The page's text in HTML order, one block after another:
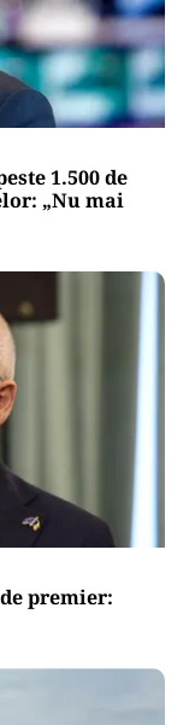
1.500 de
„Nu mai
premier: